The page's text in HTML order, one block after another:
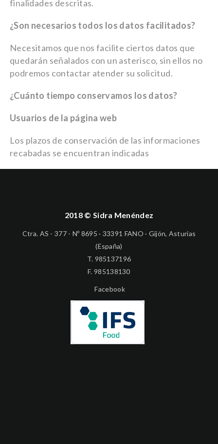
finalidades descritas.
¿Son necesarios todos los datos facilitados?
Necesitamos que nos facilite ciertos datos que
quedarán señalados con un asterisco, sin ellos no
podremos contactar atender su solicitud.
¿Cuánto tiempo conservamos los datos?
Usuarios de la página web
Los plazos de conservación de las informaciones
recabadas se encuentran indicadas
2018 © Sidra Menéndez
Ctra. AS - 377 - Nº 8695 · 33391 FANO · Gijón, Asturias
(España)
T. 985137196
F. 985138130
Facebook